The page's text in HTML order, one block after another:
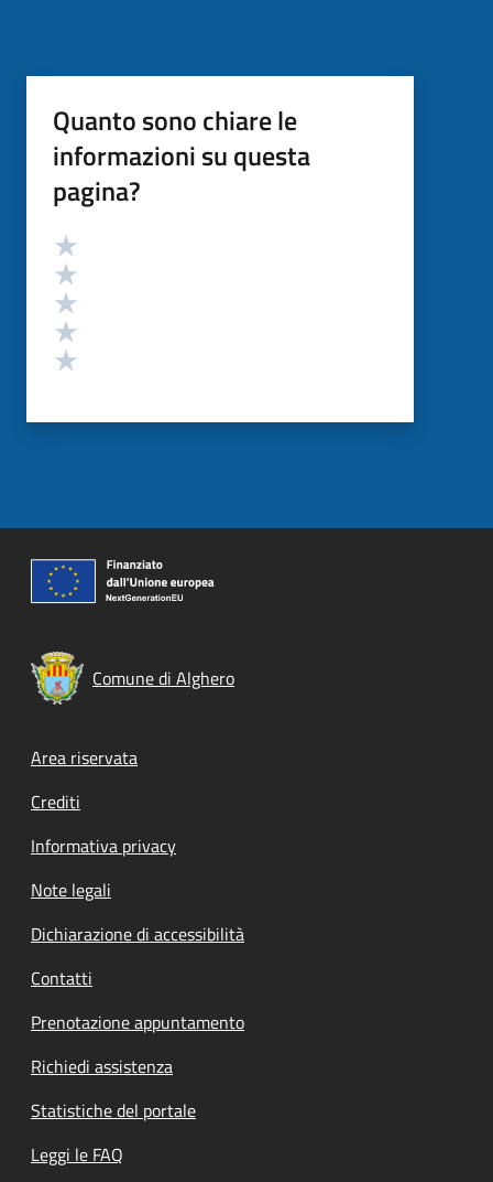
Quanto sono chiare le
informazioni su questa
pagina?
Valutazione
Comune di Alghero
Footer menu
Area riservata
Crediti
Informativa privacy
Note legali
Dichiarazione di accessibilità
Contatti
Prenotazione appuntamento
Richiedi assistenza
Statistiche del portale
Leggi le FAQ